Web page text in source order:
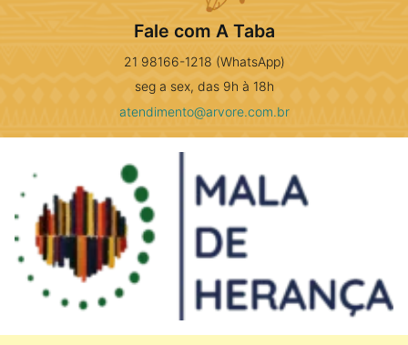
Fale com A Taba
21 98166-1218 (WhatsApp)
seg a sex, das 9h à 18h
atendimento@arvore.com.br